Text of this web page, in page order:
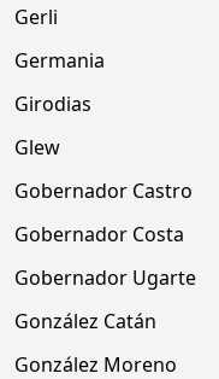
Gerli
Germania
Girodias
Glew
Gobernador Castro
Gobernador Costa
Gobernador Ugarte
González Catán
González Moreno